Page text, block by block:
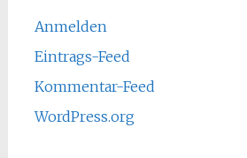
Anmelden
Eintrags-Feed
Kommentar-Feed
WordPress.org